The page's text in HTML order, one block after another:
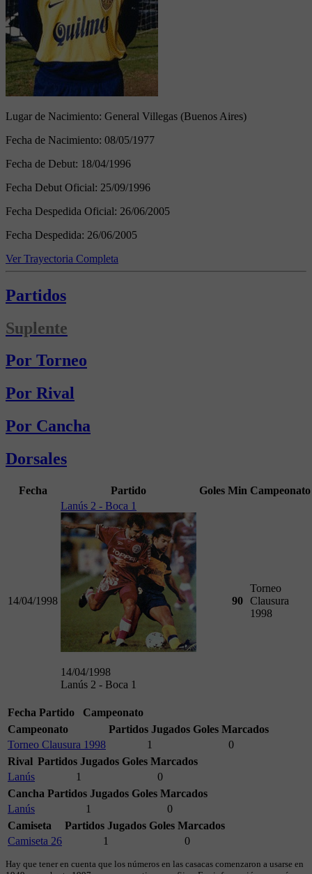
Lugar de Nacimiento: General Villegas (Buenos Aires)
Fecha de Nacimiento: 08/05/1977
Fecha de Debut: 18/04/1996
Fecha Debut Oficial: 25/09/1996
Fecha Despedida Oficial: 26/06/2005
Fecha Despedida: 26/06/2005
Ver Trayectoria Completa
Partidos
Suplente
Por Torneo
Por Rival
Por Cancha
Dorsales
Fecha Partido Goles Min Campeonato
14/04/1998
Lanús 2 - Boca 1
14/04/1998
Lanús 2 - Boca 1
90
Torneo
Clausura
1998
Fecha Partido
Campeonato
Campeonato
Partidos Jugados Goles Marcados
Torneo Clausura 1998
1
0
Rival Partidos Jugados Goles Marcados
Lanús
1
0
Cancha Partidos Jugados Goles Marcados
Lanús
1
0
Camiseta
Partidos Jugados Goles Marcados
Camiseta 26
1 0
Hay que tener en cuenta que los números en las casacas comenzaron a usarse en